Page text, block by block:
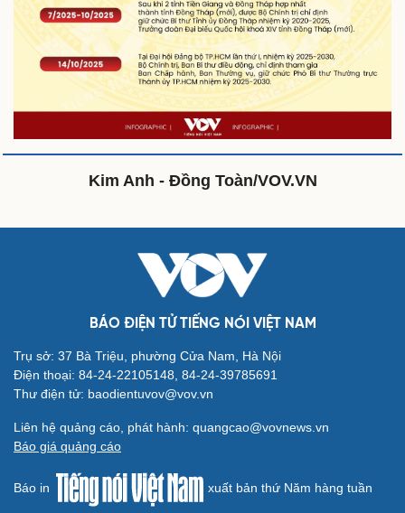
Vì cộng đồng
Chuyển đổi số
Dinh dưỡng - món ngon
Sản phụ khoa
Nhi khoa
Đời sống
Nhà đẹp
Blog
Tình yêu - Gia đình
Sân khấu - Điện ảnh
Văn học
Âm nhạc
Di sản
Nghệ sĩ
Thời trang
Sao Việt
Du lịch
Tư vấn
Săn Tour
Câu chuyện thời sự
Kim Anh - Đồng Toàn/VOV.VN
BÁO ĐIỆN TỬ TIẾNG NÓI VIỆT NAM
Trụ sở: 37 Bà Triệu, phường Cửa Nam, Hà Nội
Điện thoại: 84-24-22105148, 84-24-39785691
Thư điện tử: baodientuvov@vov.vn
Liên hệ quảng cáo, phát hành: quangcao@vovnews.vn
Báo giá quảng cáo
Báo in xuất bản thứ Năm hàng tuần